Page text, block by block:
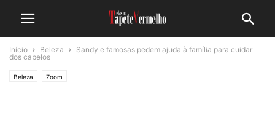
Início Beleza
Sandy e famosas pedem ajuda à família para cuidar
dos cabelos
Beleza Zoom